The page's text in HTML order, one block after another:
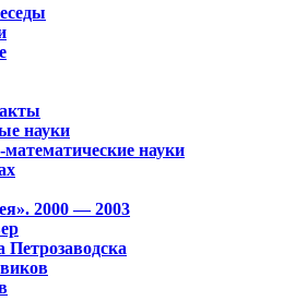
науки
математические науки
2000 — 2003
Петрозаводска